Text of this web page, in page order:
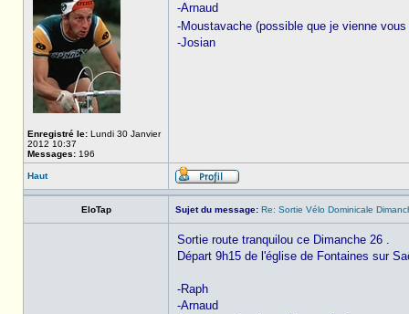
Enregistré le: Lundi 30 Janvier
2012 10:37
Messages: 196
-Arnaud
-Moustavache (possible que je vienne
-Josian
Haut
EloTap Sujet du message: Re: Sortie Vélo Dominicale
Sortie route tranquilou ce Dimanche 26 .
Départ 9h15 de l'église de Fontaines sur
-Raph
-Arnaud